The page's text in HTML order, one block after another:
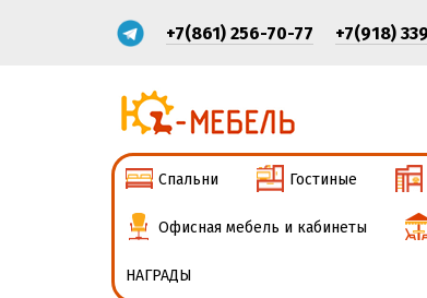
+7(861) 256-70-77 +7(918)
Спальни Гостиные
Офисная мебель и кабинеты
НАГРАДЫ